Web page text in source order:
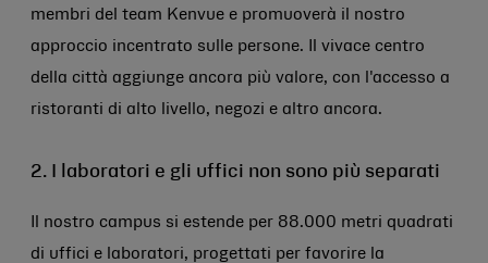
membri del team Kenvue e promuoverà il nostro
approccio incentrato sulle persone. Il vivace centro
della città aggiunge ancora più valore, con l'accesso a
ristoranti di alto livello, negozi e altro ancora.
2. I laboratori e gli uffici non sono più separati
Il nostro campus si estende per 88.000 metri quadrati
di uffici e laboratori, progettati per favorire la